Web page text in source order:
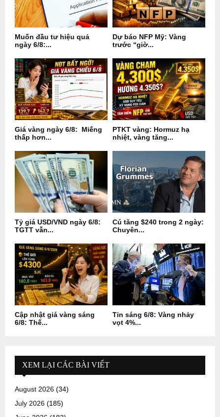
Muốn đầu tư hiệu quả
ngày 6/8:...
Dự báo NFP Mỹ: Vàng
trước “giờ...
Giá vàng ngày 6/8: Miếng
thấp hơn...
PTKT vàng: Hormuz hạ
nhiệt, vàng tăng...
Tỷ giá USD/VND ngày 6/8:
TGTT vẫn...
Cú tăng $240 trong 2 ngày:
Chuyên...
Cập nhật giá vàng sáng
6/8: Thế...
Tin sáng 6/8: Vàng nhảy
vọt 4%...
XEM LẠI CÁC BÀI VIẾT
August 2026 (34)
July 2026 (185)